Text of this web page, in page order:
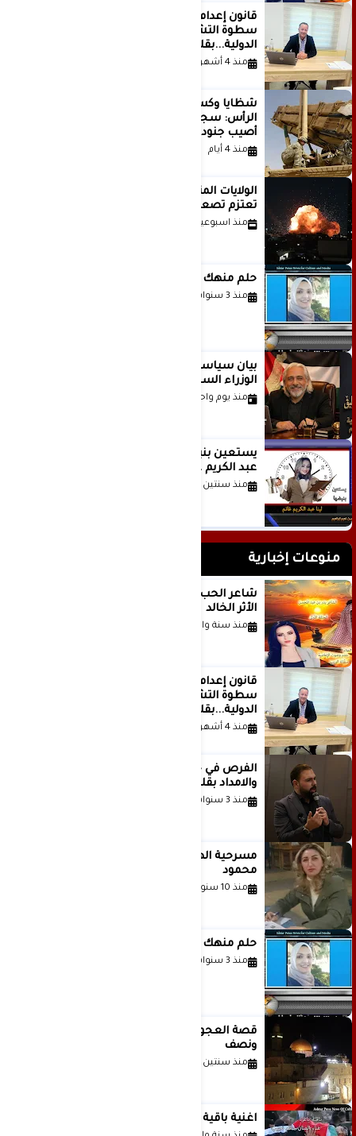
قانون إعدام الأسرى الفلسطينيين: بين
سطوة التشريع وانهيار منظومة العدالة
الدولية...بقلم الدكتور وسيم وني
منذ 4 أشهر
شظايا وكسور في العظام وإصابات في
الرأس: سجلات جديدة تكشف كيف
أصيب جنود أمريكيون في الحرب الإيرانية
منذ 4 أيام
الولايات المتحدة أبلغت إسرائيل بأنها
تعتزم تصعيد هجماتها على إيران
منذ اسبوعين
حلم منهك للشاعرة رانيا فخري موسى
منذ 3 سنوات
بيان سياسي رداً على موقف مجلس
الوزراء السعودي
منذ يوم واحد
عبد الكريم غانم
منذ سنتين
منوعات إخبارية
الأثر الخالد
منذ سنة واحدة
قانون إعدام الأسرى الفلسطينيين: بين
سطوة التشريع وانهيار منظومة العدالة
الدولية...بقلم الدكتور وسيم وني
منذ 4 أشهر
والامداد بقلم د. عبادة دعدوش
منذ 3 سنوات
مسرحية الهمزة للمبدعة الاستاذة غادة
محمود
منذ 10 سنوات
حلم منهك للشاعرة رانيا فخري موسى
منذ 3 سنوات
قصة العجول الحمراء والانتظار عاما
ونصف
منذ سنتين
اغنية باقية ياغزة غناء الفنان حاتم نجيب